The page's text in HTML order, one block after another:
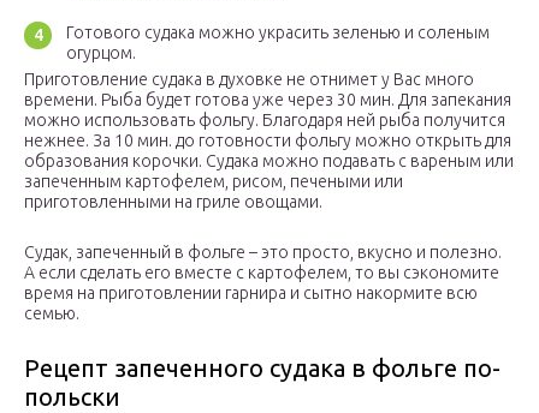
Готового судака можно украсить зеленью и соленым
огурцом.
Приготовление судака в духовке не отнимет у Вас много
времени. Рыба будет готова уже через 30 мин. Для запекания
можно использовать фольгу. Благодаря ней рыба получится
нежнее. За 10 мин. до готовности фольгу можно открыть для
образования корочки. Судака можно подавать с вареным или
запеченным картофелем, рисом, печеными или
приготовленными на гриле овощами.
Судак, запеченный в фольге – это просто, вкусно и полезно.
А если сделать его вместе с картофелем, то вы сэкономите
время на приготовлении гарнира и сытно накормите всю
семью.
Рецепт запеченного судака в фольге по-
польски